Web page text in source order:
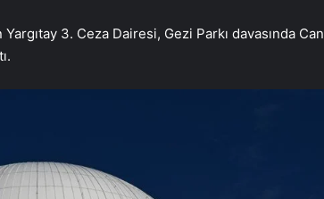
3. Ceza Dairesi, Gezi Parkı davasında Can